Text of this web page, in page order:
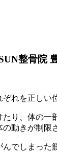
整骨院
れを正しい
り、体の
動きが制限
でしまっ